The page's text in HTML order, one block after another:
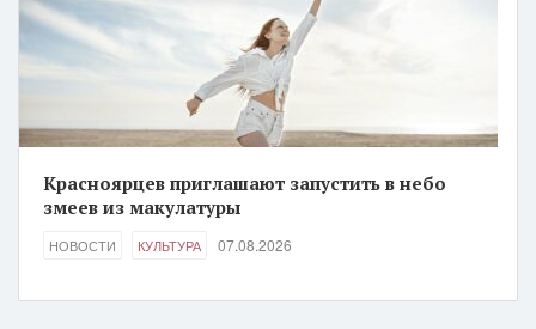
Красноярцев приглашают запустить в небо
змеев из макулатуры
НОВОСТИ КУЛЬТУРА 07.08.2026